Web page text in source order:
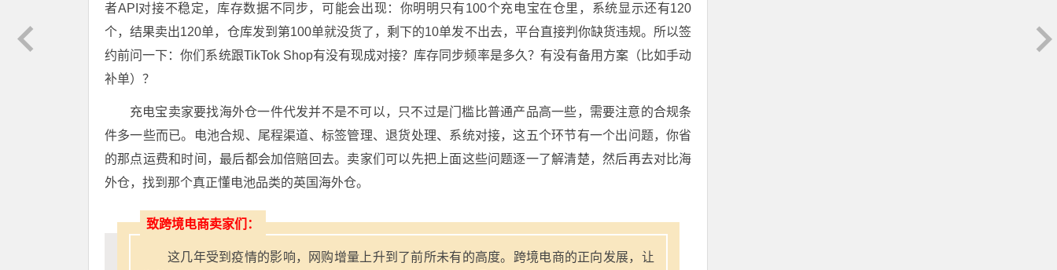
者API对接不稳定，库存数据不同步，可能会出现：你明明只有100个充电宝在仓里，系统显示还有120
个，结果卖出120单，仓库发到第100单就没货了，剩下的10单发不出去，平台直接判你缺货违规。所以签
约前问一下：你们系统跟TikTok Shop有没有现成对接？库存同步频率是多久？有没有备用方案（比如手动
补单）？
充电宝卖家要找海外仓一件代发并不是不可以，只不过是门槛比普通产品高一些，需要注意的合规条
件多一些而已。电池合规、尾程渠道、标签管理、退货处理、系统对接，这五个环节有一个出问题，你省
的那点运费和时间，最后都会加倍赔回去。卖家们可以先把上面这些问题逐一了解清楚，然后再去对比海
外仓，找到那个真正懂电池品类的英国海外仓。
致跨境电商卖家们：
这几年受到疫情的影响，网购增量上升到了前所未有的高度。跨境电商的正向发展，让